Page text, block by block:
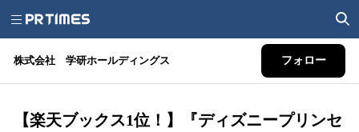
株式会社 学研ホールディングス フォロー
【楽天ブックス1位！】『ディズニープリンセ